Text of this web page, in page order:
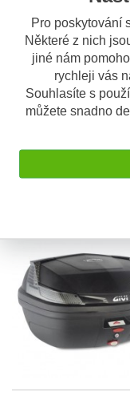
Pro poskytování
Některé z nich
jiné nám
rychleji vás
Souhlasíte s
můžete snadno
OBV. 3 DNY